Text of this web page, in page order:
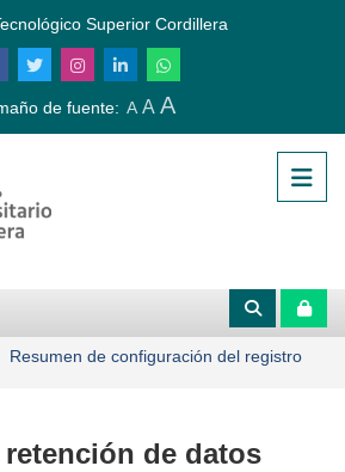
Superior Cordillera
de fuente: A A A
Resumen de configuración del registro
retención de datos